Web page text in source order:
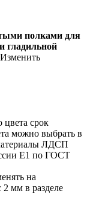
полками для
гладильной
срок
можно выбрать в
ЛДСП
Е1 по ГОСТ
на
мм в разделе